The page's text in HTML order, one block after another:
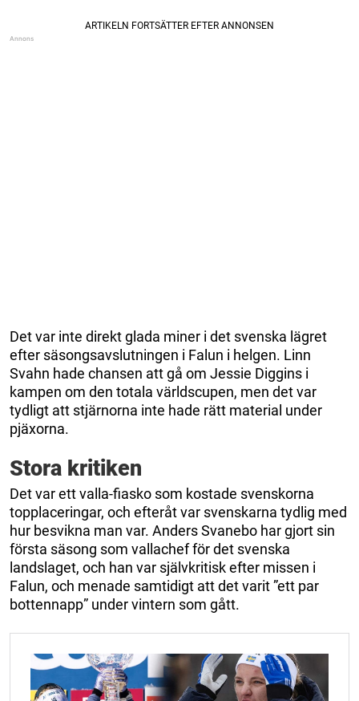
Det var inte direkt glada miner i det svenska lägret
efter säsongsavslutningen i Falun i helgen. Linn
Svahn hade chansen att gå om Jessie Diggins i
kampen om den totala världscupen, men det var
tydligt att stjärnorna inte hade rätt material under
pjäxorna.
Stora kritiken
Det var ett valla-fiasko som kostade svenskorna
topplaceringar, och efteråt var svenskarna tydlig med
hur besvikna man var. Anders Svanebo har gjort sin
första säsong som vallachef för det svenska
landslaget, och han var självkritisk efter missen i
Falun, och menade samtidigt att det varit ”ett par
bottennapp” under vintern som gått.